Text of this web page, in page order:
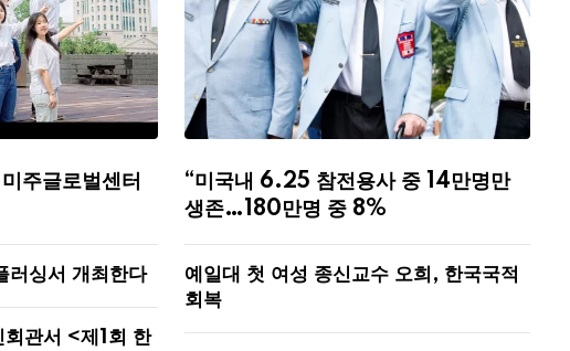
주글로벌센터
러싱서 개최한다
관서 <제1회 한
“미국내 6.25 참전용사 중 14만명만
생존…180만명 중 8%
예일대 첫 여성 종신교수 오희, 한국국적
회복